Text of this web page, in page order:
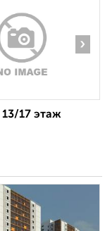
›
17 этаж